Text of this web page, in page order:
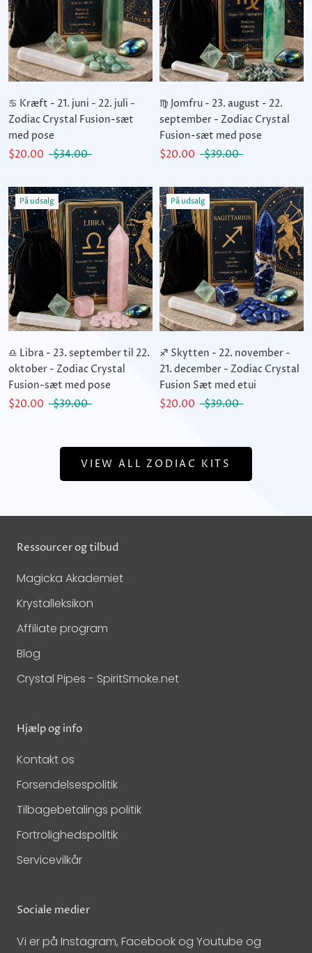
♋ Kræft - 21. juni - 22. juli -
Zodiac Crystal Fusion-sæt
med pose
$20.00
$34.00
♍ Jomfru - 23. august - 22.
september - Zodiac Crystal
Fusion-sæt med pose
$20.00
$39.00
På udsalg
♎ Libra - 23. september til 22.
oktober - Zodiac Crystal
Fusion-sæt med pose
$20.00
$39.00
På udsalg
♐ Skytten - 22. november -
21. december - Zodiac Crystal
Fusion Sæt med etui
$20.00
$39.00
VIEW ALL ZODIAC KITS
Ressourcer og tilbud
Magicka Akademiet
Krystalleksikon
Affiliate program
Blog
Crystal Pipes - SpiritSmoke.net
Hjælp og info
Kontakt os
Forsendelsespolitik
Tilbagebetalings politik
Fortrolighedspolitik
Servicevilkår
Sociale medier
Vi er på Instagram, Facebook og Youtube og